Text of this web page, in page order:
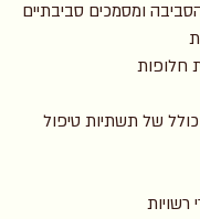
ומסמכים סביבתיים
חלופות
כולל של תשתיות טיפול
רשויות